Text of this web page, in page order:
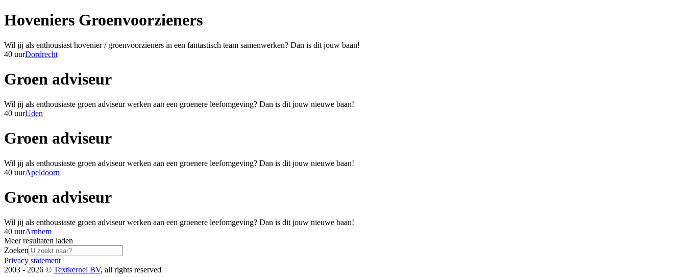
Hoveniers Groenvoorzieners
Wil jij als enthousiast hovenier / groenvoorzieners in een fantastisch team samenwerken? Dan is dit jouw baan!
40 uurDordrecht
Groen adviseur
Wil jij als enthousiaste groen adviseur werken aan een groenere leefomgeving? Dan is dit jouw nieuwe baan!
40 uurUden
Groen adviseur
Wil jij als enthousiaste groen adviseur werken aan een groenere leefomgeving? Dan is dit jouw nieuwe baan!
40 uurApeldoorn
Groen adviseur
Wil jij als enthousiaste groen adviseur werken aan een groenere leefomgeving? Dan is dit jouw nieuwe baan!
40 uurArnhem
Meer resultaten laden
Zoeken
Privacy statement
2003 - 2026 © Textkernel BV, all rights reserved